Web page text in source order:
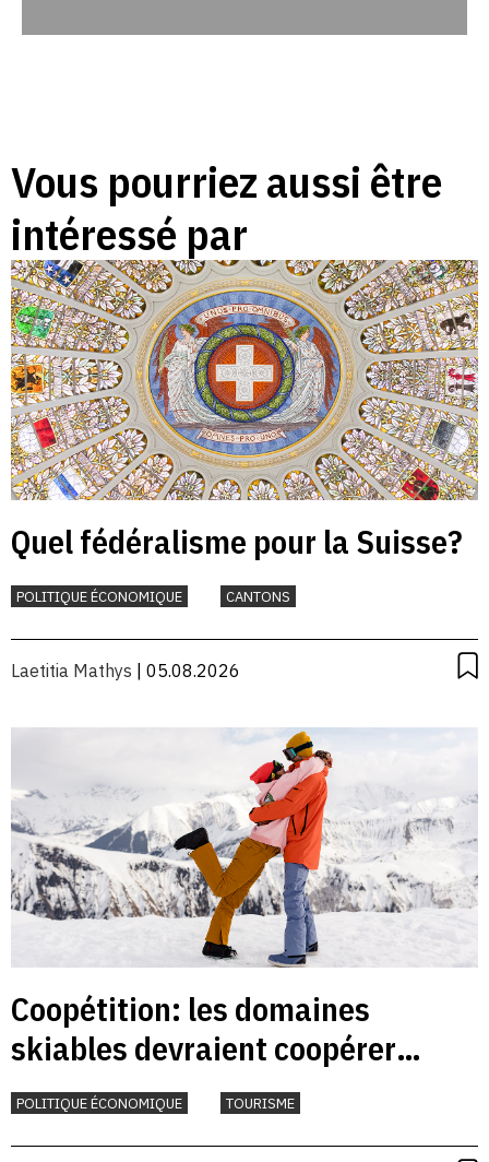
Vous pourriez aussi être
intéressé par
Quel fédéralisme pour la Suisse?
POLITIQUE ÉCONOMIQUE CANTONS
Laetitia Mathys | 05.08.2026
Coopétition: les domaines
skiables devraient coopérer
davantage
POLITIQUE ÉCONOMIQUE TOURISME